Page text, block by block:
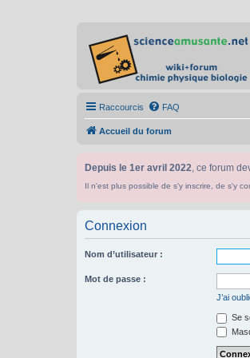
Raccourcis FAQ
Accueil du forum
Depuis le 1er avril 2022, ce forum
Il n'est plus possible de s'y inscrire, de s'y
Connexion
Nom d’utilisateur :
Mot de passe :
J’ai
Se